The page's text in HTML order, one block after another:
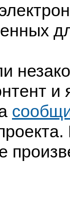
и